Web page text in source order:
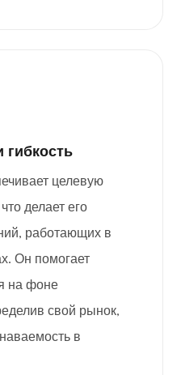
гибкость
целевую
делает его
работающих в
Он помогает
на фоне
свой рынок,
в